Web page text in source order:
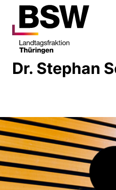
Dr. Stephan